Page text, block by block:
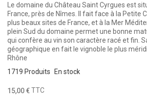
Le domaine du Château Saint Cyrgues est
France, près de Nîmes. Il fait face à la Petite
plus beaux sites de France, et à la Mer
plein Sud du domaine permet une bonne
qui confère au vin son caractère racé et fin.
géographique en fait le vignoble le plus
Rhône
1719 Produits En stock
15,00 €TTC